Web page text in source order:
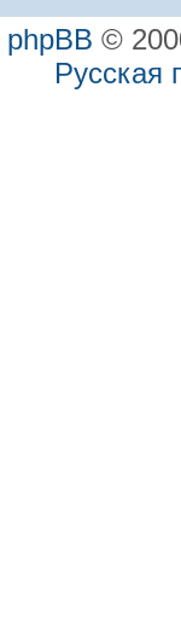
phpBB ©
Русская